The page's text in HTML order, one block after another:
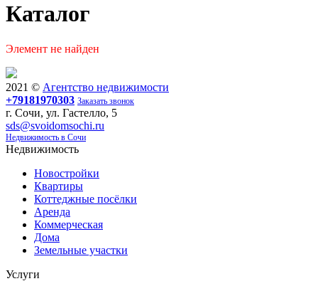
Каталог
Элемент не найден
2021 © Агентство недвижимости
+79181970303 Заказать звонок
г. Сочи, ул. Гастелло, 5
sds@svoidomsochi.ru
Недвижимость в Сочи
Недвижимость
Новостройки
Квартиры
Коттеджные посёлки
Аренда
Коммерческая
Дома
Земельные участки
Услуги